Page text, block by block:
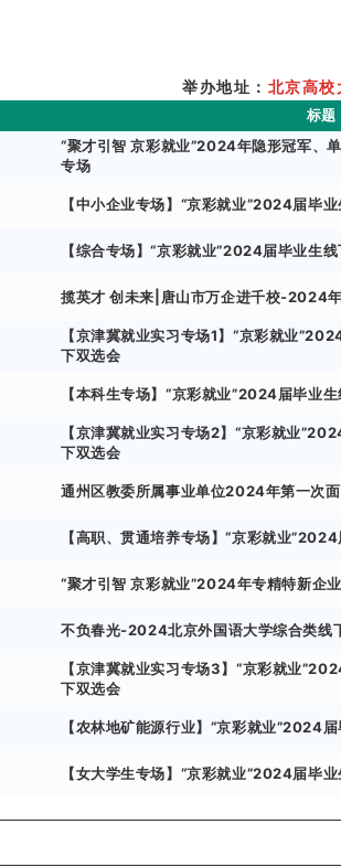
举办地址： 北京高校
标题
“聚才引智 京彩就业”2024年隐形冠军、
专场
【中小企业专场】“京彩就业”2024届毕
【综合专场】“京彩就业”2024届毕业生
揽英才 创未来|唐山市万企进千校-2024
【京津冀就业实习专场1】“京彩就业
下双选会
【本科生专场】“京彩就业”2024届毕业
【京津冀就业实习专场2】“京彩就业
下双选会
通州区教委所属事业单位2024年第一次
【高职、贯通培养专场】“京彩就业
“聚才引智 京彩就业”2024年专精特新企
不负春光-2024北京外国语大学综合类线
【京津冀就业实习专场3】“京彩就业
下双选会
【农林地矿能源行业】“京彩就业”2024
【女大学生专场】“京彩就业”2024届毕